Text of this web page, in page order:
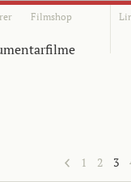
Filmshop
1 2 3